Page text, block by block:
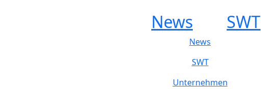
News SWT
News
SWT
Unternehmen